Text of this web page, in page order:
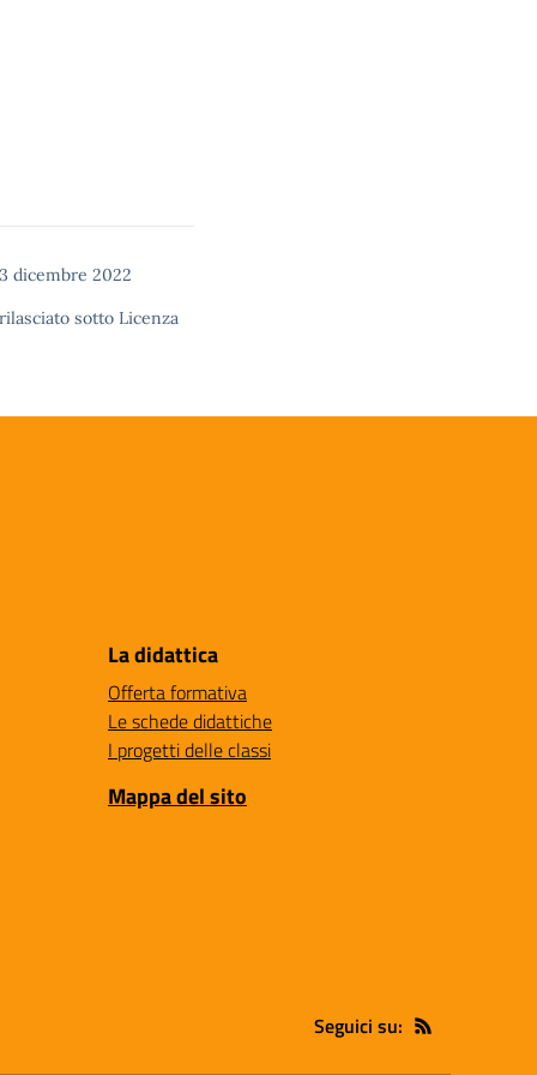
dicembre 2022
sotto Licenza
La didattica
Offerta formativa
Le schede didattiche
I progetti delle classi
Mappa del sito
Seguici su: